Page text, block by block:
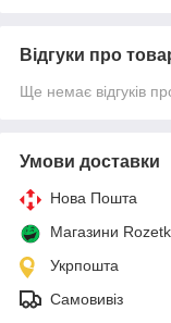
Відгуки про
Ще немає відгуків
Умови доставки
Нова Пошта
Магазини
Укрпошта
Самовивіз